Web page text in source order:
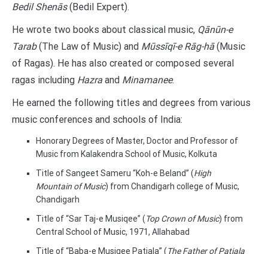
Bedil Shenās(Bedil Expert).
He wrote two books about classical music, Qānūn-e
Tarab(The Law of Music) and Mūssīqī-e Rāg-hā(Music
of Ragas). He has also created or composed several
ragas including Hazra and Minamanee.
He earned the following titles and degrees from various
music conferences and schools of India:
Honorary Degrees of Master, Doctor and Professor of
Music from Kalakendra School of Music, Kolkuta
Title of Sangeet Sameru “Koh-e Beland” (High
Mountain of Music) from Chandigarh college of Music,
Chandigarh
Title of “Sar Taj-e Musiqee” (Top Crown of Music) from
Central School of Music, 1971, Allahabad
Title of “Baba-e Musiqee Patiala” (The Father of Patiala